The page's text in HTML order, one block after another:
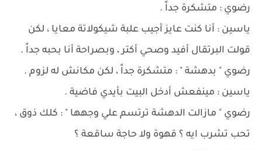
رضوي : متشكرة جداً .
ياسين : أنا كنت عايز أجيب علبة شيكولاتة معايا ، لكن
قولت البرتقال أفيد وصحي أكتر ، وبصراحة أنا بحبه جداً .
رضوي " بدهشة " : متشكرة جداً ، لكن مكانش له لزوم .
ياسين : مينفعش أدخل البيت بأيدي فاضية .
رضوي " مازالت الدهشة ترتسم علي وجهها " : كلك ذوق ،
تحب تشرب ايه ؟ قهوة ولا حاجة ساقعة ؟